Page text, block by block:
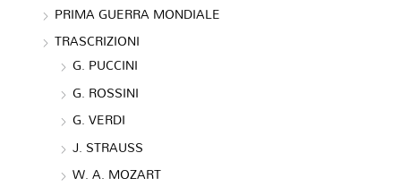
PRIMA GUERRA MONDIALE
TRASCRIZIONI
G. PUCCINI
G. ROSSINI
G. VERDI
J. STRAUSS
W. A. MOZART